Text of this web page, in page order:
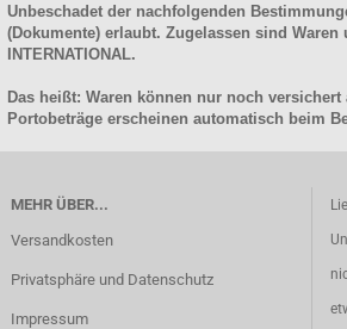
Unbeschadet der nachfolgenden
(Dokumente) erlaubt. Zugelassen sind Waren
INTERNATIONAL.
Das heißt: Waren können nur noch
Portobeträge erscheinen automatisch beim
MEHR ÜBER...
Versandkosten
Privatsphäre und Datenschutz
Impressum